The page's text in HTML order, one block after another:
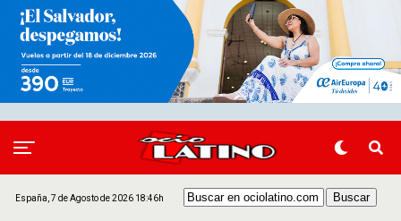
España, 7 de Agosto de 2026 18:46h